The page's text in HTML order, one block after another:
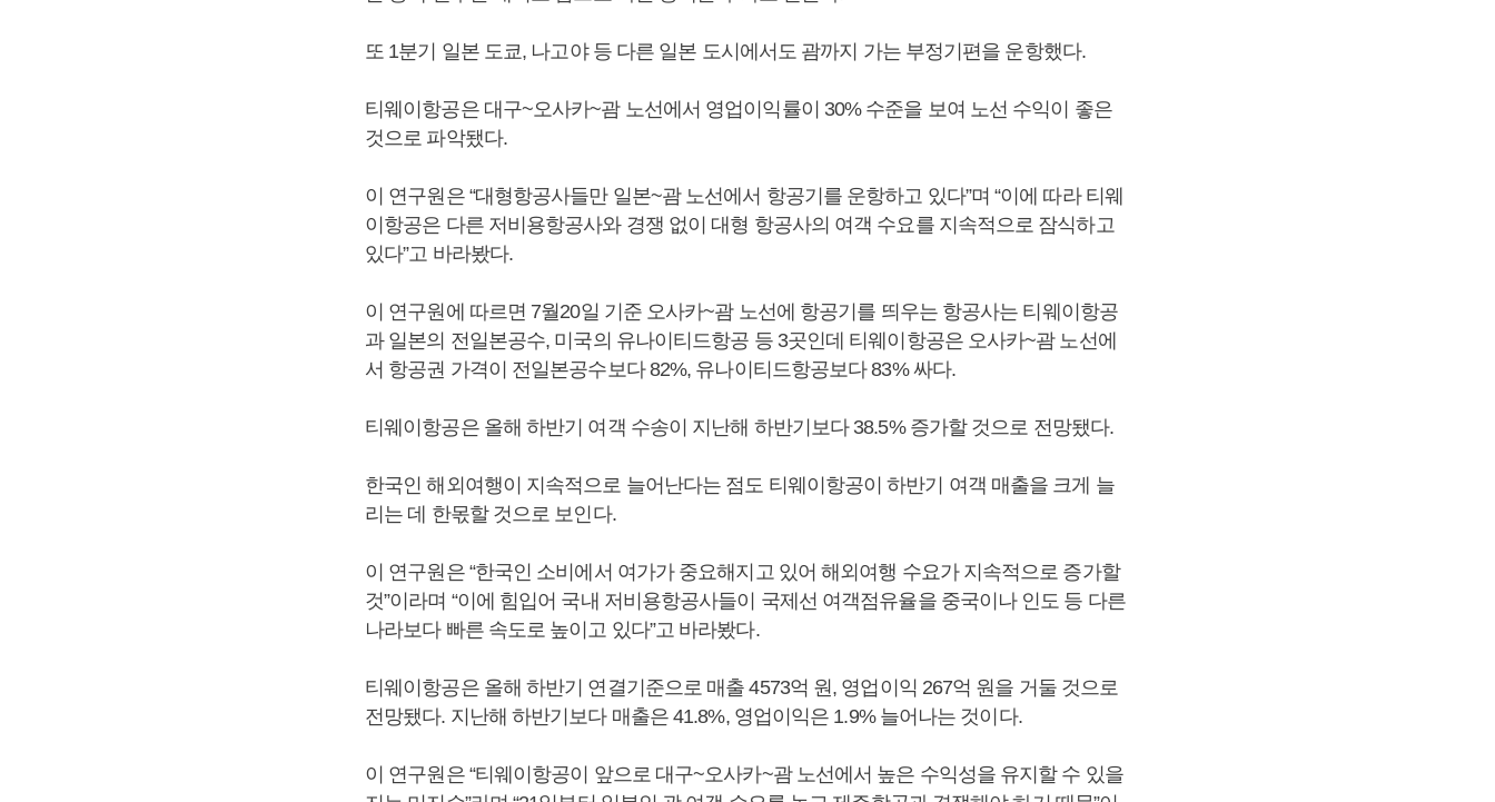
또 1분기 일본 도쿄, 나고야 등 다른 일본 도시에서도 괌까지 가는 부정기편을 운항했다.
티웨이항공은 대구~오사카~괌 노선에서 영업이익률이 30% 수준을 보여 노선 수익이 좋은
것으로 파악됐다.
이 연구원은 “대형항공사들만 일본~괌 노선에서 항공기를 운항하고 있다”며 “이에 따라 티웨
이항공은 다른 저비용항공사와 경쟁 없이 대형 항공사의 여객 수요를 지속적으로 잠식하고
있다”고 바라봤다.
이 연구원에 따르면 7월20일 기준 오사카~괌 노선에 항공기를 띄우는 항공사는 티웨이항공
과 일본의 전일본공수, 미국의 유나이티드항공 등 3곳인데 티웨이항공은 오사카~괌 노선에
서 항공권 가격이 전일본공수보다 82%, 유나이티드항공보다 83% 싸다.
티웨이항공은 올해 하반기 여객 수송이 지난해 하반기보다 38.5% 증가할 것으로 전망됐다.
한국인 해외여행이 지속적으로 늘어난다는 점도 티웨이항공이 하반기 여객 매출을 크게 늘
리는 데 한몫할 것으로 보인다.
이 연구원은 “한국인 소비에서 여가가 중요해지고 있어 해외여행 수요가 지속적으로 증가할
것”이라며 “이에 힘입어 국내 저비용항공사들이 국제선 여객점유율을 중국이나 인도 등 다른
나라보다 빠른 속도로 높이고 있다”고 바라봤다.
티웨이항공은 올해 하반기 연결기준으로 매출 4573억 원, 영업이익 267억 원을 거둘 것으로
전망됐다. 지난해 하반기보다 매출은 41.8%, 영업이익은 1.9% 늘어나는 것이다.
이 연구원은 “티웨이항공이 앞으로 대구~오사카~괌 노선에서 높은 수익성을 유지할 수 있을